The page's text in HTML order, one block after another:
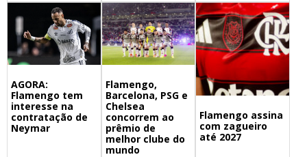
AGORA:
Flamengo tem
interesse na
contratação de
Neymar
Flamengo,
Barcelona, PSG e
Chelsea
concorrem ao
prêmio de
melhor clube do
mundo
Flamengo assina
com zagueiro
até 2027